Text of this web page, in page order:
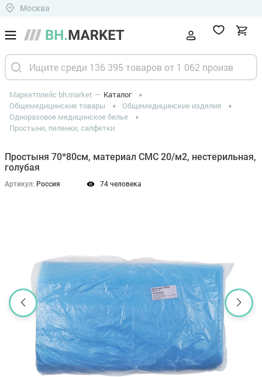
Москва
Маркетплейс bh.market
Каталог
Общемедицинские товары
Общемедицинские изделия
Одноразовое медицинское белье
Простыни, пеленки, салфетки
Простыня 70*80см, материал СМС 20/м2, нестерильная,
голубая
Артикул: Россия 74 человека